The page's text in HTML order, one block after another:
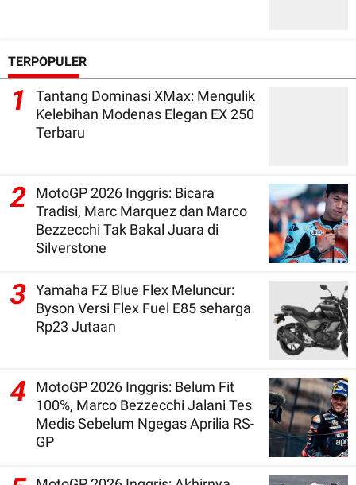
TERPOPULER
1
Tantang Dominasi XMax: Mengulik
Kelebihan Modenas Elegan EX 250
Terbaru
2
MotoGP 2026 Inggris: Bicara
Tradisi, Marc Marquez dan Marco
Bezzecchi Tak Bakal Juara di
Silverstone
3 Yamaha FZ Blue Flex Meluncur:
Byson Versi Flex Fuel E85 seharga
Rp23 Jutaan
4
MotoGP 2026 Inggris: Belum Fit
100%, Marco Bezzecchi Jalani Tes
Medis Sebelum Ngegas Aprilia RS-
GP